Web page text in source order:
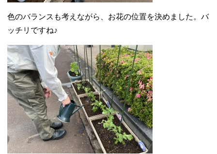
色のバランスも考えながら、お花の位置を決めました。バ
ッチリですね♪